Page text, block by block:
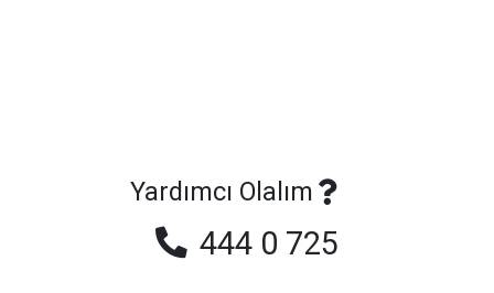
Yardımcı Olalım
444 0 725